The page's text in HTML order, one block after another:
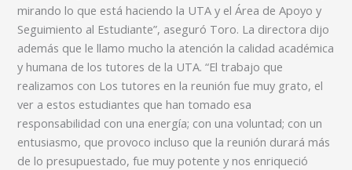
mirando lo que está haciendo la UTA y el Área de Apoyo y
Seguimiento al Estudiante”, aseguró Toro. La directora dijo
además que le llamo mucho la atención la calidad académica
y humana de los tutores de la UTA. “El trabajo que
realizamos con Los tutores en la reunión fue muy grato, el
ver a estos estudiantes que han tomado esa
responsabilidad con una energía; con una voluntad; con un
entusiasmo, que provoco incluso que la reunión durará más
de lo presupuestado, fue muy potente y nos enriqueció